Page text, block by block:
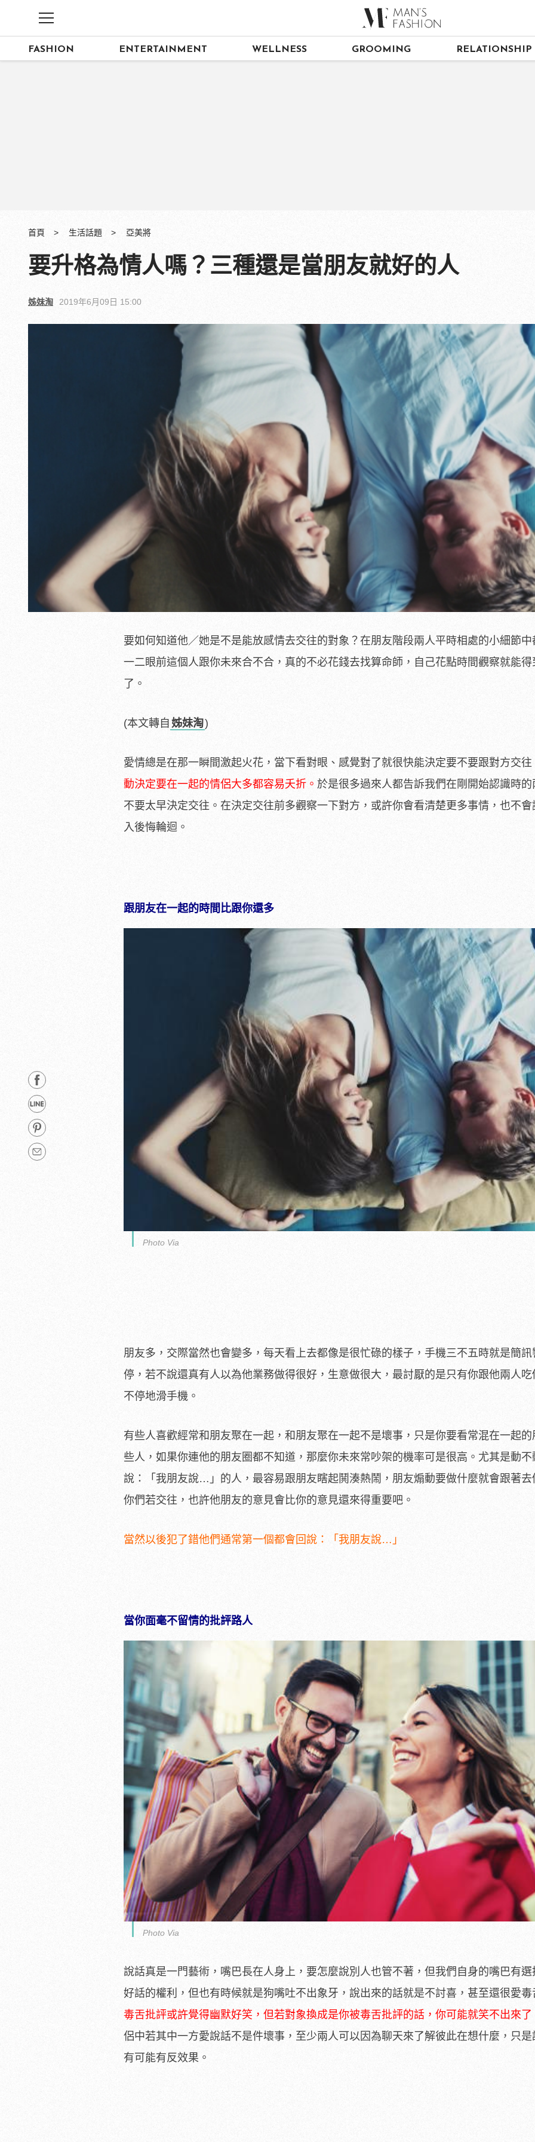
FASHION ENTERTAINMENT WELLNESS GROOMING RELATIONSHIP
首頁 生活話題 亞美將
要升格為情人嗎？三種還是當朋友就好的人
姊妹淘 2019年6月09日 15:00
要如何知道他／她是不是能放感情去交往的對象？在朋友階段兩人平時相處的小細節中
一二眼前這個人跟你未來合不合，真的不必花錢去找算命師，自己花點時間觀察就能得
了。
(本文轉自 姊妹淘)
愛情總是在那一瞬間激起火花，當下看對眼、感覺對了就很快能決定要不要跟對方交往
動決定要在一起的情侶大多都容易夭折。 於是很多過來人都告訴我們在剛開始認識時的
不要太早決定交往。在決定交往前多觀察一下對方，或許你會看清楚更多事情，也不會
入後悔輪迴。
跟朋友在一起的時間比跟你還多
Photo Via
朋友多，交際當然也會變多，每天看上去都像是很忙碌的樣子，手機三不五時就是簡訊
停，若不說還真有人以為他業務做得很好，生意做很大，最討厭的是只有你跟他兩人吃
不停地滑手機。
有些人喜歡經常和朋友聚在一起，和朋友聚在一起不是壞事，只是你要看常混在一起的
些人，如果你連他的朋友圈都不知道，那麼你未來常吵架的機率可是很高。尤其是動不
說：「我朋友說…」的人，最容易跟朋友瞎起鬨湊熱鬧，朋友煽動要做什麼就會跟著去
你們若交往，也許他朋友的意見會比你的意見還來得重要吧。
當然以後犯了錯他們通常第一個都會回說：「我朋友說…」
當你面毫不留情的批評路人
Photo Via
說話真是一門藝術，嘴巴長在人身上，要怎麼說別人也管不著，但我們自身的嘴巴有選
好話的權利，但也有時候就是狗嘴吐不出象牙，說出來的話就是不討喜，甚至還很愛毒
毒舌批評或許覺得幽默好笑，但若對象換成是你被毒舌批評的話，你可能就笑不出來了
侶中若其中一方愛說話不是件壞事，至少兩人可以因為聊天來了解彼此在想什麼，只是
有可能有反效果。